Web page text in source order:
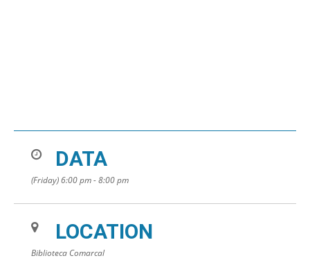
DATA
(Friday) 6:00 pm - 8:00 pm
LOCATION
Biblioteca Comarcal